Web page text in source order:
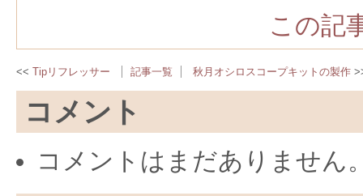
この記
Tipリフレッサー 記事一覧 秋月オシロスコープキットの製作
コメント
コメントはまだありません